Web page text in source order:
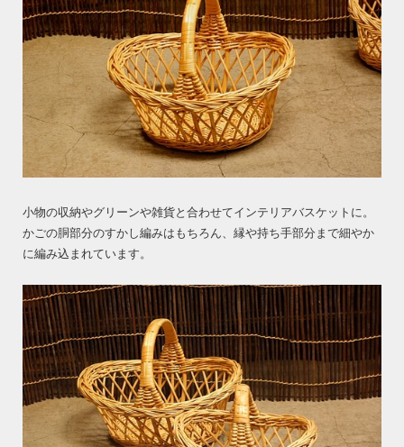
小物の収納やグリーンや雑貨と合わせてインテリアバスケットに。
かごの胴部分のすかし編みはもちろん、縁や持ち手部分まで細やか
に編み込まれています。